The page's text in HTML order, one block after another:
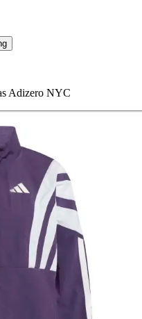
Adizero NYC